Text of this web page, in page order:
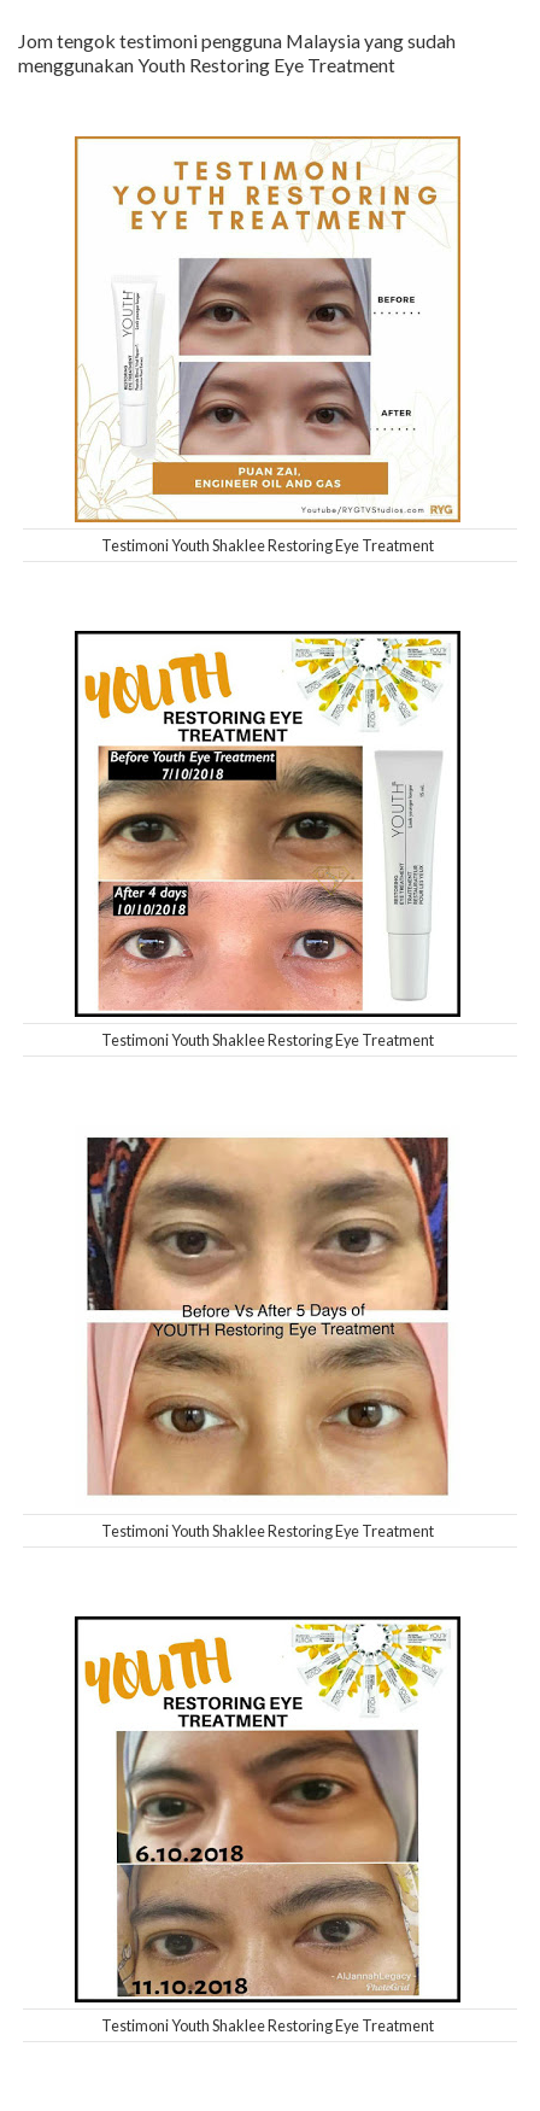
Jom tengok testimoni pengguna Malaysia yang sudah
menggunakan Youth Restoring Eye Treatment
Testimoni Youth Shaklee Restoring Eye Treatment
Testimoni Youth Shaklee Restoring Eye Treatment
Testimoni Youth Shaklee Restoring Eye Treatment
Testimoni Youth Shaklee Restoring Eye Treatment